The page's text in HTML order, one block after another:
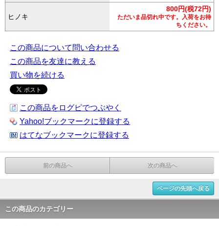
ヒノキ
800円(税72円)
ただいま品切れ中です。入荷をお待
ちください。
この商品について問い合わせる
この商品を友達に教える
買い物を続ける
この商品をログピでつぶやく
Yahoo!ブックマークに登録する
はてなブックマークに登録する
前の商品へ 次の商品へ
ページの先頭へ戻る
この商品のカテゴリー